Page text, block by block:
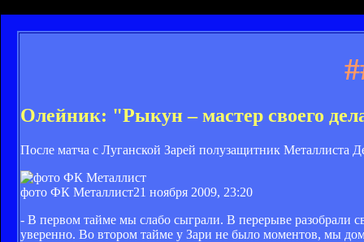
Олейник: "Рыкун – мастер своего
После матча с Луганской Зарей полузащитник Металлиста
фото ФК Металлист21 ноября 2009, 23:20
- В первом тайме мы слабо сыграли. В перерыве разобрали
уверенно. Во втором тайме у Зари не было моментов, мы